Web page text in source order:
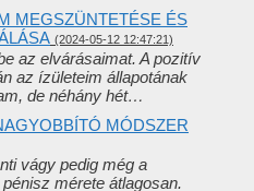
MEGSZÜNTETÉSE ÉS
(2024-05-12 12:47:21)
az elvárásaimat. A pozitív
az ízületeim állapotának
de néhány hét…
MÓDSZER
vágy pedig még a
mérete átlagosan.